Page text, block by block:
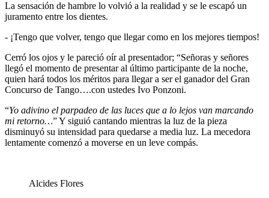
La sensación de hambre lo volvió a la realidad y se le escapó un
juramento entre los dientes.
- ¡Tengo que volver, tengo que llegar como en los mejores tiempos!
Cerró los ojos y le pareció oír al presentador; “Señoras y señores
llegó el momento de presentar al último participante de la noche,
quien hará todos los méritos para llegar a ser el ganador del Gran
Concurso de Tango….con ustedes Ivo Ponzoni.
“Yo adivino el parpadeo de las luces que a lo lejos van marcando
mi retorno…” Y siguió cantando mientras la luz de la pieza
disminuyó su intensidad para quedarse a media luz. La mecedora
lentamente comenzó a moverse en un leve compás.
Alcides Flores